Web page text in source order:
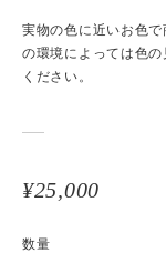
実物の色に近いお色
の環境によっては色
ください。
¥25,000
数量